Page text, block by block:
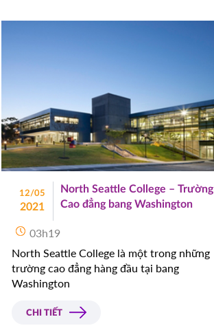
12/05
2021
North Seattle College – Trường
Cao đẳng bang Washington
03h19
North Seattle College là một trong những
trường cao đẳng hàng đầu tại bang
Washington
CHI TIẾT